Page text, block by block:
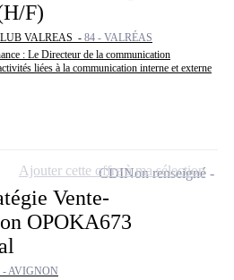
F)
VALREAS - 84 - VALRÉAS
: Le Directeur de la communication
liées à la communication interne et externe
Vente-
OPOKA673
- AVIGNON
CDINon renseigné
Ajouter cette offre à ma sélection